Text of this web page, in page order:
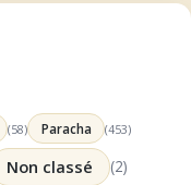
(58) Paracha (453)
Non classé (2)